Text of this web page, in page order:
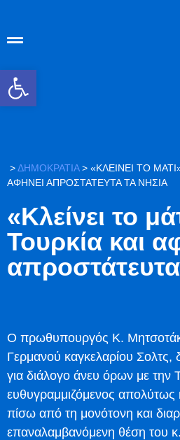
Ανοίξτε τη
>ΔΗΜΟΚΡΑΤΙΑ> «ΚΛΕΊΝΕΙ ΤΟ
ΑΦΉΝΕΙ ΑΠΡΟΣΤΆΤΕΥΤΑ ΤΑ ΝΗΣΙΆ
«Κλείνει το
Τουρκία και
Ο πρωθυπουργός Κ.
Γερμανού καγκελαρίου Σολτς,
για διάλογο άνευ όρων με την
ευθυγραμμιζόμενος απολύτως
πίσω από τη μονότονη και
επαναλαμβανόμενη θέση του